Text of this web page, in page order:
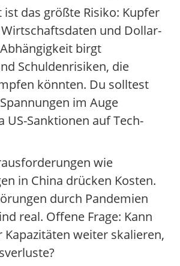
das größte Risiko: Kupfer
und Dollar-
birgt
Schuldenrisiken, die
könnten. Du solltest
im Auge
US-Sanktionen auf Tech-
wie
in China drücken Kosten.
durch Pandemien
real. Offene Frage: Kann
Kapazitäten weiter skalieren,